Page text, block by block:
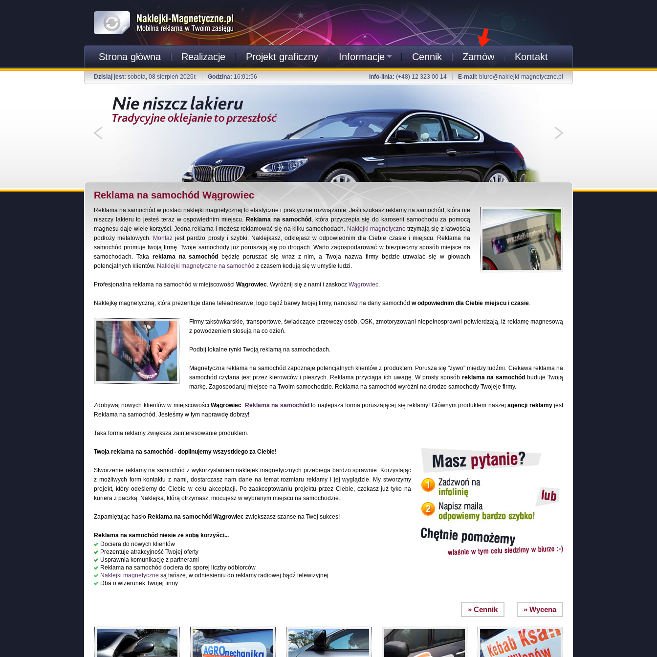
Strona główna Realizacje Projekt graficzny Informacje Cennik Zamów Kontakt
Dzisiaj jest: sobota, 08 sierpień 2026r. Godzina: 16:01:57 Info-linia: (+48) 12 323 00 14 E-mail: biuro@naklejki-magnetyczne.pl
Reklama na samochód Wągrowiec
Reklama na samochód w postaci naklejki magnetycznej to elastyczne i praktyczne rozwiązanie. Jeśli szukasz reklamy na samochód, która nie
niszczy lakieru to jesteś teraz w ospowiednim miejscu. Reklama na samochód , która przyczepia się do karoserii samochodu za pomocą
magnesu daje wiele korzyści. Jedna reklama i możesz reklamować się na kilku samochodach. Naklejki magnetyczne trzymają się z łatwością
podłoży metalowych. Montaż jest pardzo prosty i szybki. Naklejkasz, odklejasz w odpowiednim dla Ciebie czasie i miejscu. Reklama na
samochód promuje twoją firmę. Twoje samochody już poruszają się po drogach. Warto zagospodarować w biezpieczny sposób miejsce na
samochodach. Taka reklama na samochód
będzię poruszać się wraz z nim, a Twoja nazwa firmy będzie utrwalać się w głowach
potencjalnych klientów. Nalklejki magnetyczne na samochód z czasem kodują się w umyśle ludzi.
Profesjonalna reklama na samochód w miejscowości Wągrowiec. Wyróżnij się z nami i zaskocz Wągrowiec.
Naklejkę magnetyczną, która prezentuje dane teleadresowe, logo bądź barwy twojej firmy, nanosisz na dany samochód w odpowiednim dla Ciebie miejscu i czasie.
Firmy taksówkarskie, transportowe, świadczące przewozy osób, OSK, zmotoryzowani niepełnosprawni potwierdzają, iż reklamę magnesową
z powodzeniem stosują na co dzień.
Podbij lokalne rynki Twoją reklamą na samochodach.
Magnetyczna reklama na samochód zapoznaje potencjalnych klientów z produktem. Porusza się "żywo" między ludźmi. Ciekawa reklama na
samochód czytana jest przez kierowców i pieszych. Reklama przyciąga ich uwagę. W prosty sposób reklama na samochód buduje Twoją
markę. Zagospodaruj miejsce na Twoim samochodzie. Reklama na samochód wyróżni na drodze samochody Twojeje firmy.
Zdobywaj nowych klientów w miejscowościWągrowiec. Reklama na samochód to najlepsza forma poruszającej się reklamy! Głównym produktem naszejagencji reklamyjest
Reklama na samochód. Jesteśmy w tym naprawdę dobrzy!
Taka forma reklamy zwiększa zainteresowanie produktem.
Twoja reklama na samochód - dopilnujemy wszystkiego za Ciebie!
Stworzenie reklamy na samochód z wykorzystaniem naklejek magnetycznych przebiega bardzo sprawnie. Korzystając
z możliwych form kontaktu z nami, dostarczasz nam dane na temat rozmiaru reklamy i jej wyglądzie. My stworzymy
projekt, który odeślemy do Ciebie w celu akceptacji. Po zaakceptowaniu projektu przez Ciebie, czekasz już tyko na
kuriera z paczką. Naklejka, którą otrzymasz, mocujesz w wybranym miejscu na samochodzie.
Zapamiętując hasło Reklama na samochód Wągrowiec zwiększasz szanse na Twój sukces!
Reklama na samochód niesie ze sobą korzyści...
Dociera do nowych klientów
Prezentuje atrakcyjność Twojej oferty
Usprawnia komunikację z partnerami
Reklama na samochód dociera do sporej liczby odbiorców
Naklejki magnetyczne są tańsze, w odniesieniu do reklamy radiowej bądź telewizyjnej
Dba o wizerunek Twojej firmy
» Wycena
» Cennik